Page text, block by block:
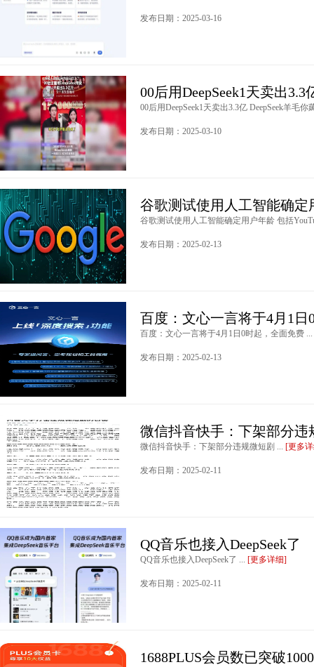
发布日期：2025-03-16
00后用DeepSeek1天卖出3.3
00后用DeepSeek1天卖出3.3亿 DeepSeek羊毛
发布日期：2025-03-10
谷歌测试使用人工智能确定
谷歌测试使用人工智能确定用户年龄 包括
发布日期：2025-02-13
百度：文心一言将于4月1日
百度：文心一言将于4月1日0时起，全面免费 ...
发布日期：2025-02-13
微信抖音快手：下架部分违
微信抖音快手：下架部分违规微短剧 ... [更多
发布日期：2025-02-11
QQ音乐也接入DeepSeek了
QQ音乐也接入DeepSeek了 ... [更多详细]
发布日期：2025-02-11
1688PLUS会员数已突破